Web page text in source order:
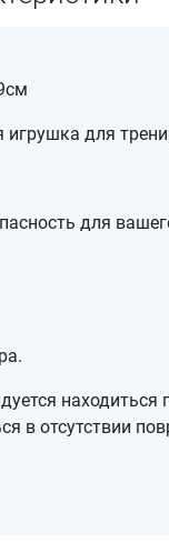
для
для
в отсутствии